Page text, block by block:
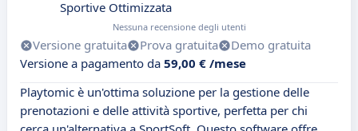
Sportive Ottimizzata
Nessuna recensione degli utenti
Versione gratuita Prova gratuita
Demo gratuita
Versione a pagamento da 59,00 € /mese
Playtomic è un'ottima soluzione per la gestione delle
prenotazioni e delle attività sportive, perfetta per chi